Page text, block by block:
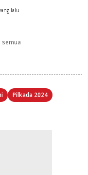
lalu
semua
Pilkada 2024